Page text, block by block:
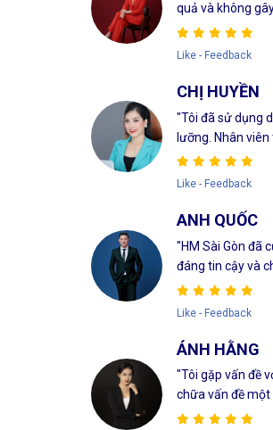
quả và không
Like - Feedback
CHỊ HUYỀN
"Tôi đã sử dụng
lưỡng. Nhân viên
Like - Feedback
ANH QUỐC
"HM Sài Gòn đã
đáng tin cậy và
Like - Feedback
ÁNH HẰNG
"Tôi gặp vấn đề
chữa vấn đề một